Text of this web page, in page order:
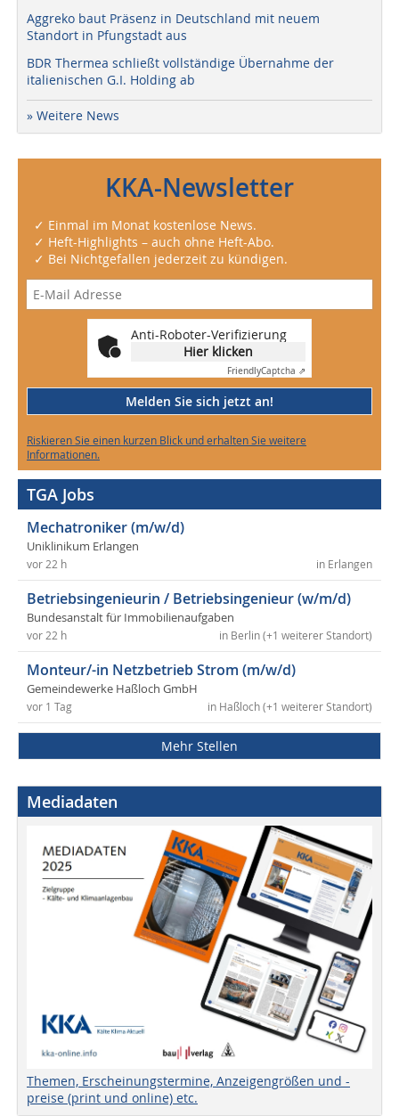
Aggreko baut Präsenz in Deutschland mit neuem
Standort in Pfungstadt aus
BDR Thermea schließt vollständige Übernahme der
italienischen G.I. Holding ab
» Weitere News
KKA-Newsletter
✓ Einmal im Monat kostenlose News.
✓ Heft-Highlights – auch ohne Heft-Abo.
✓ Bei Nichtgefallen jederzeit zu kündigen.
Anti-Roboter-Verifizierung
Hier klicken
FriendlyCaptcha ⇗
Melden Sie sich jetzt an!
Riskieren Sie einen kurzen Blick und erhalten Sie weitere
Informationen.
TGA Jobs
Mechatroniker (m/w/d)
Uniklinikum Erlangen
in Erlangen
vor 22 h
Betriebsingenieurin / Betriebsingenieur (w/m/d)
Bundesanstalt für Immobilienaufgaben
in Berlin (+1 weiterer Standort)
vor 22 h
Monteur/-in Netzbetrieb Strom (m/w/d)
Gemeindewerke Haßloch GmbH
in Haßloch (+1 weiterer Standort)
vor 1 Tag
Mehr Stellen
Mediadaten
Themen, Erscheinungstermine, Anzeigengrößen und -
preise (print und online) etc.